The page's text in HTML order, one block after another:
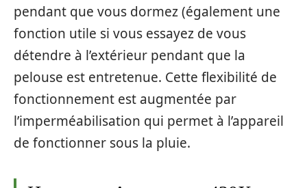
pendant que vous dormez (également une
fonction utile si vous essayez de vous
détendre à l’extérieur pendant que la
pelouse est entretenue. Cette flexibilité de
fonctionnement est augmentée par
l’imperméabilisation qui permet à l’appareil
de fonctionner sous la pluie.